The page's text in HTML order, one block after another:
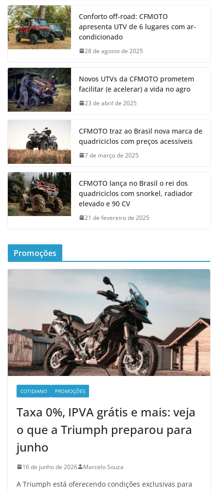
Conforto off-road: CFMOTO
apresenta UTV de 6 lugares com ar-
condicionado
28 de agosto de 2025
Novos UTVs da CFMOTO prometem
facilitar (e acelerar) a vida no agro
23 de abril de 2025
CFMOTO traz ao Brasil nova marca de
quadriciclos com preços acessíveis
7 de março de 2025
CFMOTO lança no Brasil o rei dos
quadriciclos com snorkel, radiador
elevado e 90 CV
21 de fevereiro de 2025
Promoções
COTIDIANO PROMOÇÕES
Taxa 0%, IPVA grátis e mais: veja
o que a Triumph preparou para
junho
16 de junho de 2026 Marcelo Souza
A Triumph está oferecendo condições exclusivas para